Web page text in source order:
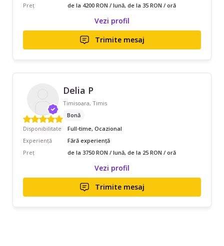
Preț
de la 4200 RON / lună, de la 35 RON / oră
Vezi profil
Trimite mesaj
Delia P
Timisoara, Timis
Bonă
Disponibilitate
Full-time, Ocazional
Experiență
Fără experiență
Preț
de la 3750 RON / lună, de la 25 RON / oră
Vezi profil
Trimite mesaj